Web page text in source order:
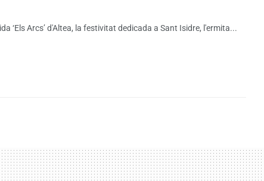
‘Els Arcs’ d'Altea, la festivitat dedicada a Sant Isidre, l'ermita...